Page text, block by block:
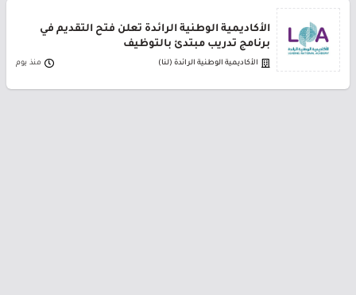
الأكاديمية الوطنية الرائدة تعلن فتح التقديم في
برنامج تدريب مبتدئ بالتوظيف
الأكاديمية الوطنية الرائدة (لنا) منذ يوم